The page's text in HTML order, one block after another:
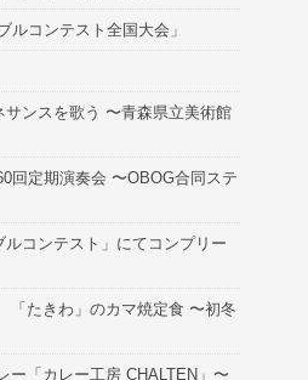
ルコンテスト全国大会」
サンスを歌う 〜青森県立美術館
回定期演奏会 〜OBOG合同ステ
ルコンテスト」にてコンプリー
たきわ」のカマ焼定食 〜初冬
ー「カレー工房 CHALTEN」〜